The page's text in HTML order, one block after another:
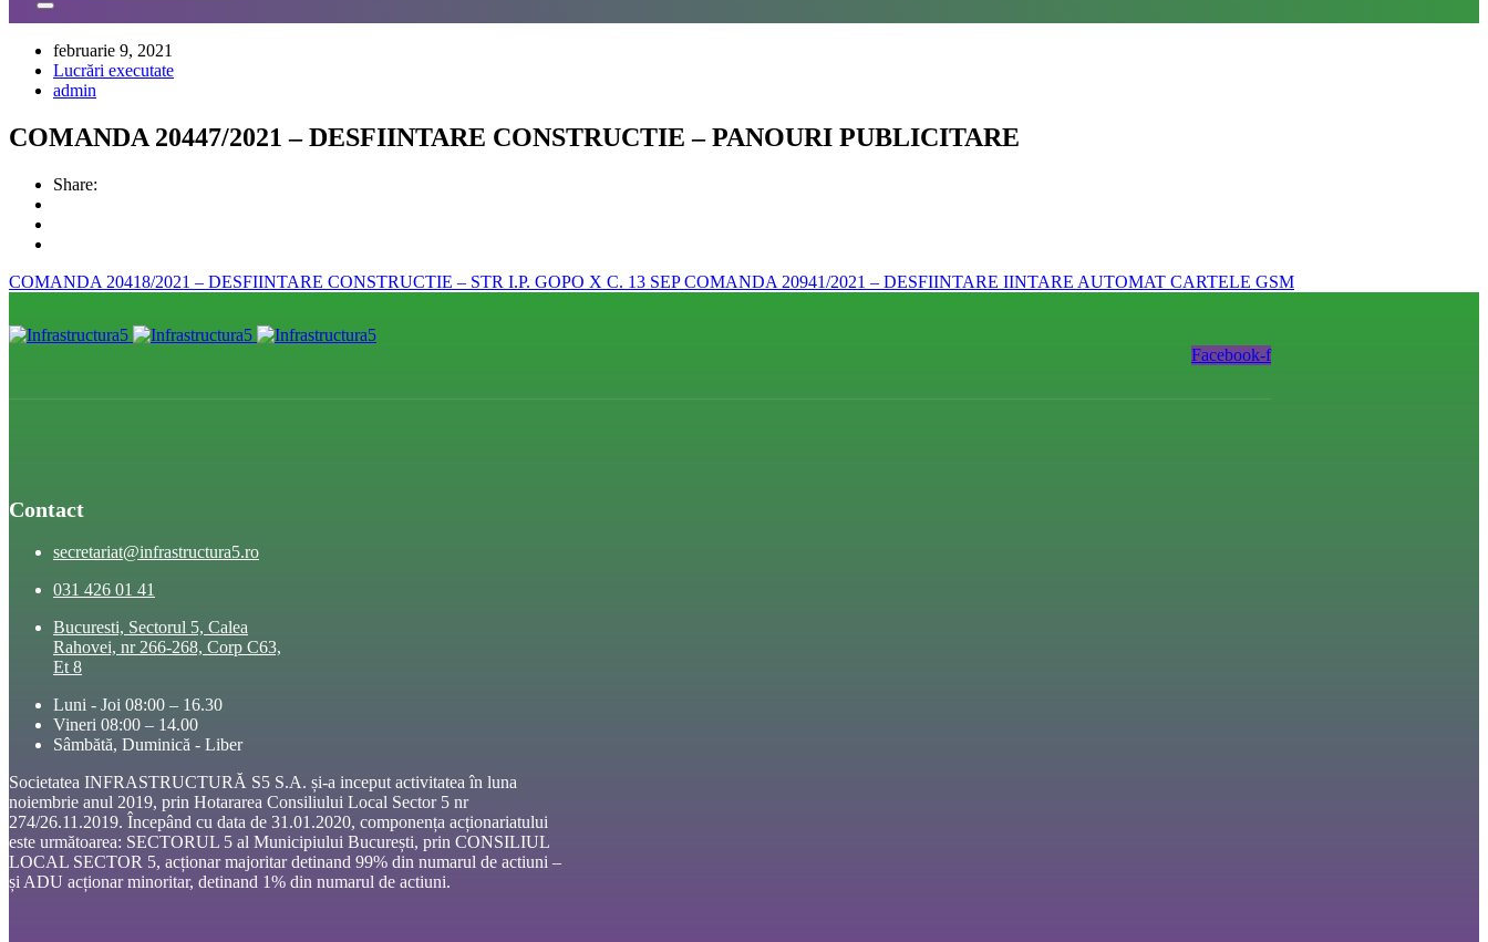
februarie 9, 2021
Lucrări executate
admin
COMANDA 20447/2021 – DESFIINTARE CONSTRUCTIE – PANOURI PUBLICITARE
Share:
COMANDA 20418/2021 – DESFIINTARE CONSTRUCTIE – STR I.P. GOPO X C. 13 SEPCOMANDA 20941/2021 – DESFIINTARE IINTARE AUTOMAT CARTELE GSM
Facebook-f
Contact
secretariat@infrastructura5.ro
031 426 01 41
Bucuresti, Sectorul 5, Calea
Rahovei, nr 266-268, Corp C63,
Et 8
Luni - Joi 08:00 – 16.30
Vineri 08:00 – 14.00
Sâmbătă, Duminică - Liber
Societatea INFRASTRUCTURĂ S5 S.A. și-a inceput activitatea în luna
noiembrie anul 2019, prin Hotararea Consiliului Local Sector 5 nr
274/26.11.2019. Începând cu data de 31.01.2020, componența acționariatului
este următoarea: SECTORUL 5 al Municipiului București, prin CONSILIUL
LOCAL SECTOR 5, acționar majoritar detinand 99% din numarul de actiuni –
și ADU acționar minoritar, detinand 1% din numarul de actiuni.